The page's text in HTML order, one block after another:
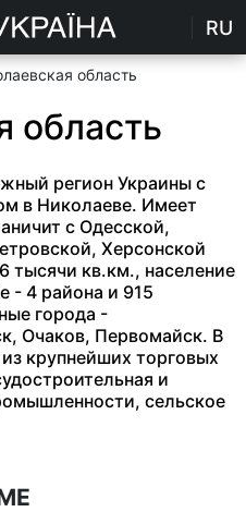
RU
область
область
регион Украины с
в Николаеве. Имеет
с Одесской,
Херсонской
кв.км., население
- 4 района и 915
города -
Очаков, Первомайск. В
крупнейших торговых
и
сельское